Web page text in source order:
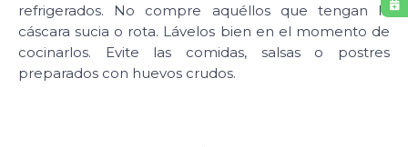
refrigerados. No compre aquéllos que tengan la
cáscara sucia o rota. Lávelos bien en el momento de
cocinarlos. Evite las comidas, salsas o postres
preparados con huevos crudos.